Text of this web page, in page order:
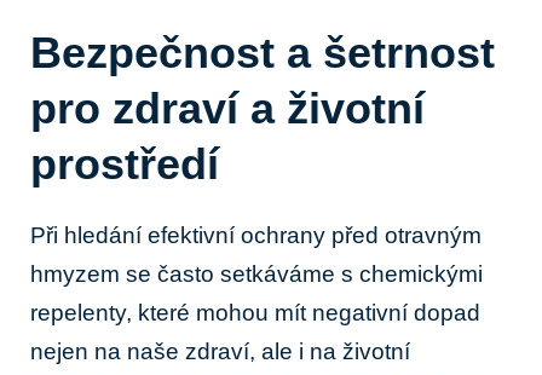
Bezpečnost a šetrnost
pro zdraví a životní
prostředí
Při hledání efektivní ochrany před otravným
hmyzem se často setkáváme s chemickými
repelenty, které mohou mít negativní dopad
nejen na naše zdraví, ale i na životní